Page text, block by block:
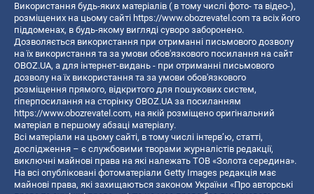
Використання будь-яких матеріалів ( в тому числі фото- та відео-),
розміщених на цьому сайті https://www.obozrevatel.com та всіх його
піддоменах, в будь-якому вигляді суворо заборонено.
Дозволяється використання при отриманні письмового дозволу
на їх використання та за умови обов'язкового посилання на сайт
OBOZ.UA, а для інтернет-видань - при отриманні письмового
дозволу на їх використання та за умови обов'язкового
розміщення прямого, відкритого для пошукових систем,
гіперпосилання на сторінку OBOZ.UA за посиланням
https://www.obozrevatel.com, на якій розміщено оригінальний
матеріал в першому абзаці матеріалу.
Всі матеріали на цьому сайті, в тому числі інтерв’ю, статті,
дослідження – є службовими творами журналістів редакції,
виключні майнові права на які належать ТОВ «Золота середина».
На всі опубліковані фотоматеріали Getty Images редакція має
майнові права, які захищаються законом України «Про авторські